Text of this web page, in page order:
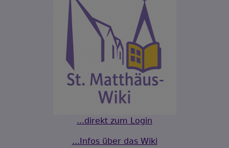
...direkt zum Login
...Infos über das Wiki